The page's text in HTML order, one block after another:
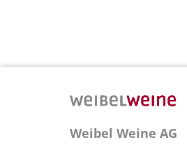
Weibel Weine AG